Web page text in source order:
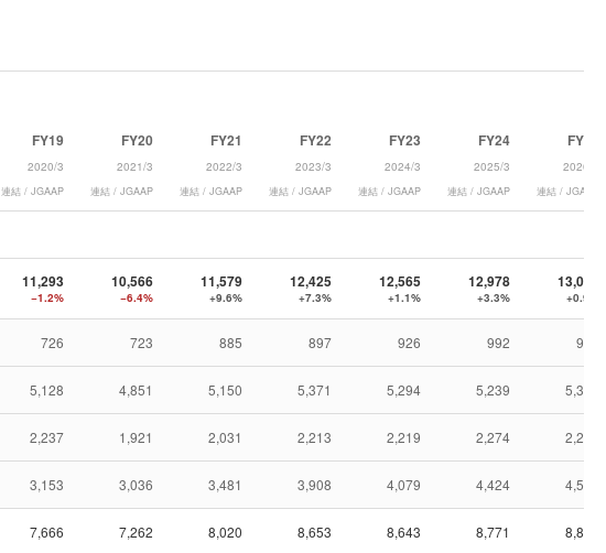
FY19
2020/3
連結 / JGAAP
FY20
2021/3
連結 / JGAAP
FY21
2022/3
連結 / JGAAP
FY22
2023/3
連結 / JGAAP
FY23
2024/3
連結 / JGAAP
FY24
2025/3
連結 / JGAAP
FY25
2026/3
連結 / JGAAP
11,293
−1.2%
10,566
−6.4%
11,579
+9.6%
12,425
+7.3%
12,565
+1.1%
12,978
+3.3%
13,093
+0.9%
726 723 885 897 926 992 937
5,128 4,851 5,150 5,371 5,294 5,239 5,359
2,237 1,921 2,031 2,213 2,219 2,274 2,251
3,153 3,036 3,481 3,908 4,079 4,424 4,517
7,666 7,262 8,020 8,653 8,643 8,771 8,851